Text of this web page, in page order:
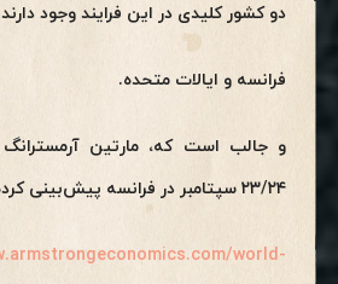
دو کشور کلیدی در این فرایند وجود
فرانسه و ایالات متحده.
و جالب است که، مارتین
۲۳/۲۴ سپتامبر در فرانسه پیش‌بینی کرده است:
world-